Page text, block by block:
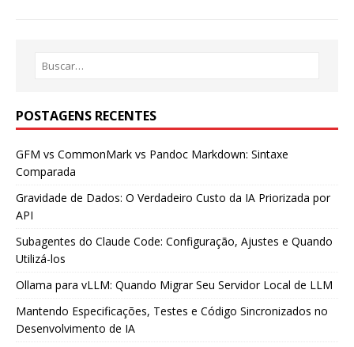
POSTAGENS RECENTES
GFM vs CommonMark vs Pandoc Markdown: Sintaxe
Comparada
Gravidade de Dados: O Verdadeiro Custo da IA Priorizada por
API
Subagentes do Claude Code: Configuração, Ajustes e Quando
Utilizá-los
Ollama para vLLM: Quando Migrar Seu Servidor Local de LLM
Mantendo Especificações, Testes e Código Sincronizados no
Desenvolvimento de IA